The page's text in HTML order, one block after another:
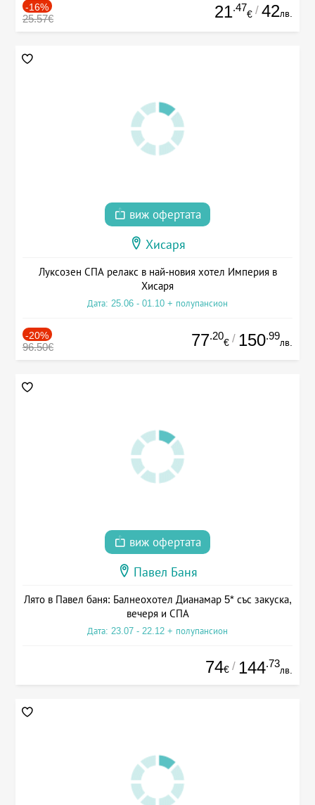
-16%
25.57€ 21.47
€ / 42лв.
виж офертата
Хисаря
Луксозен СПА релакс в най-новия хотел Империя в
Хисаря
Дата: 25.06 - 01.10 + полупансион
-20%
96.50€ 77.20
€ / 150.99
лв.
виж офертата
Павел Баня
Лято в Павел баня: Балнеохотел Дианамар 5* със закуска,
вечеря и СПА
Дата: 23.07 - 22.12 + полупансион
74€ / 144.73
лв.